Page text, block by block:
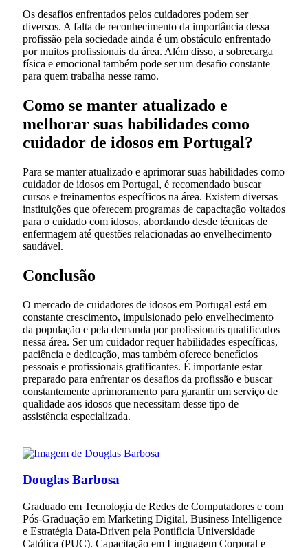
Os desafios enfrentados pelos cuidadores podem ser
diversos. A falta de reconhecimento da importância dessa
profissão pela sociedade ainda é um obstáculo enfrentado
por muitos profissionais da área. Além disso, a sobrecarga
física e emocional também pode ser um desafio constante
para quem trabalha nesse ramo.
Como se manter atualizado e
melhorar suas habilidades como
cuidador de idosos em Portugal?
Para se manter atualizado e aprimorar suas habilidades como
cuidador de idosos em Portugal, é recomendado buscar
cursos e treinamentos específicos na área. Existem diversas
instituições que oferecem programas de capacitação voltados
para o cuidado com idosos, abordando desde técnicas de
enfermagem até questões relacionadas ao envelhecimento
saudável.
Conclusão
O mercado de cuidadores de idosos em Portugal está em
constante crescimento, impulsionado pelo envelhecimento
da população e pela demanda por profissionais qualificados
nessa área. Ser um cuidador requer habilidades específicas,
paciência e dedicação, mas também oferece benefícios
pessoais e profissionais gratificantes. É importante estar
preparado para enfrentar os desafios da profissão e buscar
constantemente aprimoramento para garantir um serviço de
qualidade aos idosos que necessitam desse tipo de
assistência especializada.
Douglas Barbosa
Graduado em Tecnologia de Redes de Computadores e com
Pós-Graduação em Marketing Digital, Business Intelligence
e Estratégia Data-Driven pela Pontifícia Universidade
Católica (PUC). Capacitação em Linguagem Corporal e